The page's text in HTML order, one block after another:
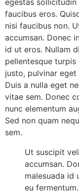
faucibus eros.
nisi faucibus non.
accumsan. Donec
id ut eros. Nullam
pellentesque
justo, pulvinar eget
Duis a nulla eget
vitae sem. Donec
nunc elementum
Sed non quam
sem.
Ut suscipit
accumsan.
malesuada id
eu